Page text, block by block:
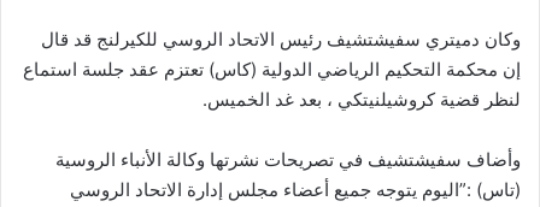
وكان دميتري سفيشتشيف رئيس الاتحاد الروسي للكيرلنج قد قال
إن محكمة التحكيم الرياضي الدولية (كاس) تعتزم عقد جلسة استماع
لنظر قضية كروشيلنيتكي ، بعد غد الخميس.
وأضاف سفيشتشيف في تصريحات نشرتها وكالة الأنباء الروسية
(تاس) :”اليوم يتوجه جميع أعضاء مجلس إدارة الاتحاد الروسي